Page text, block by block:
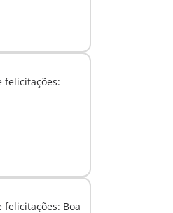
felicitações:
felicitações: Boa